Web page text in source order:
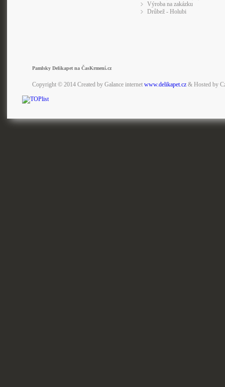
Výroba na zakázku
Drůbež - Holubi
Pamlsky Delikapet na ČasKrmení.cz
Copyright © 2014 Created by Galance internet www.delikapet.cz& Hosted by